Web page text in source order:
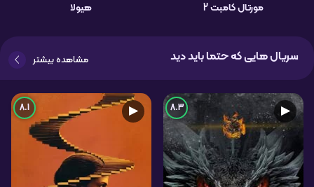
مورتال کامبت 2 هیولا
سریال هایی که حتما باید دید مشاهده بیشتر
▶
8.3
▶
8.1